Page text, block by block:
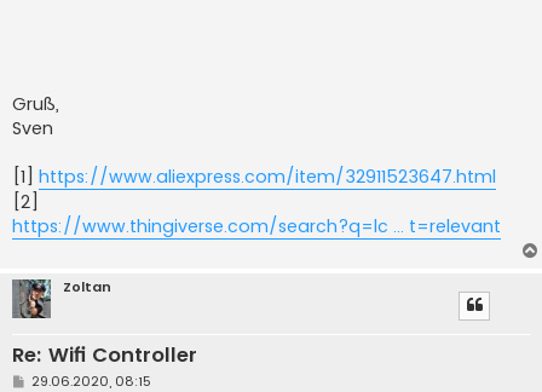
Gruß,
Sven
[1] https://www.aliexpress.com/item/32911523647.html
[2]
https://www.thingiverse.com/search?q=lc ... t=relevant
Zoltan
Re: Wifi Controller
B29.06.2020, 08:15